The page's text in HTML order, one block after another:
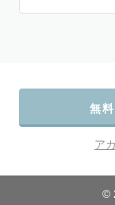
無
ア
©